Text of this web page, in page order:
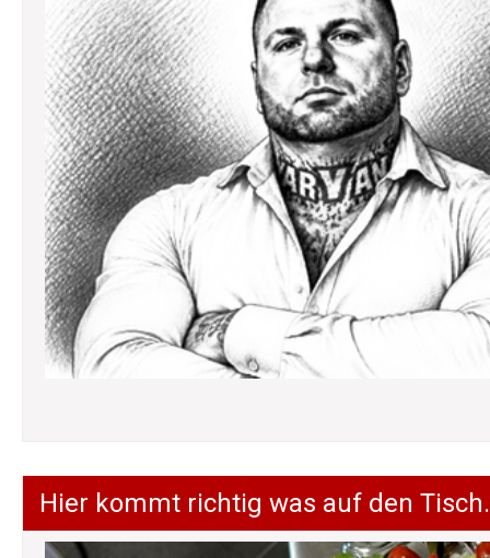
Hier kommt richtig was auf den Tisch.